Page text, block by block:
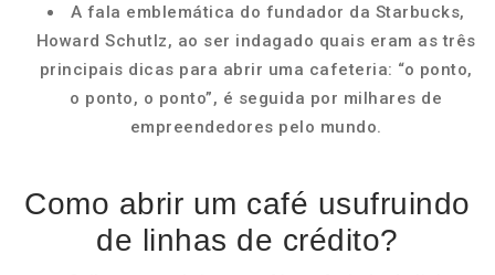
A fala emblemática do fundador da Starbucks,
Howard Schutlz, ao ser indagado quais eram as três
principais dicas para abrir uma cafeteria: “o ponto,
o ponto, o ponto”, é seguida por milhares de
empreendedores pelo mundo.
Como abrir um café usufruindo
de linhas de crédito?